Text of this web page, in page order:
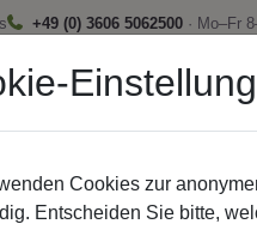
+49 (0) 3606 5062500 · Mo–Fr
Ratgeber und
Cookies zur
Entscheiden Sie bitte,